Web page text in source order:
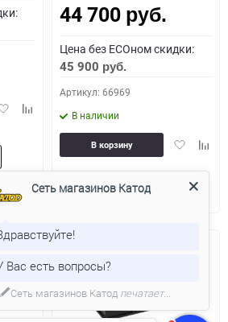
Добавить
сравнению
44 700 руб.
Цена без ECOном скидки:
45 900 руб.
Артикул: 66969
В наличии
Добавить
избранное
В корзину
Сеть магазинов Катод
Вас есть вопросы?
Сеть магазинов Катод печатает...